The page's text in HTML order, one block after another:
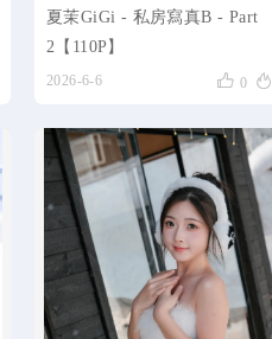
夏茉GiGi - 私房寫真B - Part
2【110P】
2026-6-6  0 